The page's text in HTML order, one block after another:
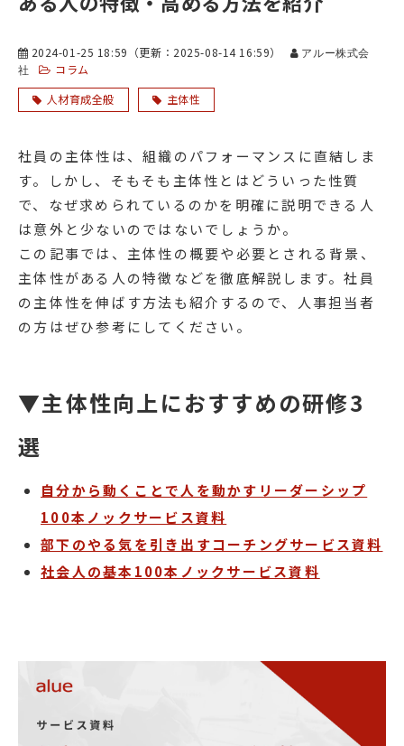
2024-01-25 18:59 （更新： 2025-08-14 16:59）
アルー株式会
社
コラム
人材育成全般
主体性
社員の主体性は、組織のパフォーマンスに直結しま
す。しかし、そもそも主体性とはどういった性質
で、なぜ求められているのかを明確に説明できる人
は意外と少ないのではないでしょうか。
この記事では、主体性の概要や必要とされる背景、
主体性がある人の特徴などを徹底解説します。社員
の主体性を伸ばす方法も紹介するので、人事担当者
の方はぜひ参考にしてください。
▼主体性向上におすすめの研修3
選
自分から動くことで人を動かすリーダーシップ
100本ノックサービス資料
部下のやる気を引き出すコーチングサービス資料
社会人の基本100本ノックサービス資料